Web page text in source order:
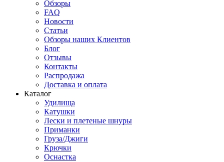
Обзоры
FAQ
Новости
Статьи
Обзоры наших Клиентов
Блог
Отзывы
Контакты
Распродажа
Доставка и оплата
Каталог
Удилища
Катушки
Лески и плетеные шнуры
Приманки
Груза/Джиги
Крючки
Оснастка